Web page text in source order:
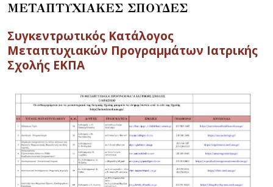
ΜΕΤΑΠΤΥΧΙΑΚΕΣ ΣΠΟΥΔΕΣ
Συγκεντρωτικός Κατάλογος
Μεταπτυχιακών Προγραμμάτων Ιατρικής
Σχολής ΕΚΠΑ